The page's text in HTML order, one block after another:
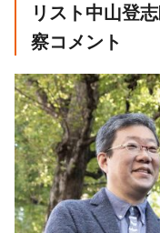
リスト中山登
察コメント